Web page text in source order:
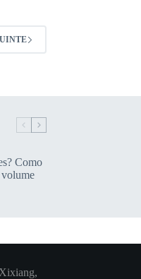
Como
volume